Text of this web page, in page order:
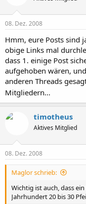
08. Dez. 2008
Hmm, eure Posts sind
obige Links mal
dass 1. einige Post
aufgehoben wären,
anderen Threads
Mitgliedern...
timotheus
Aktives Mitglied
08. Dez. 2008
Maglor schrieb:
Wichtig ist auch, dass
Jahrhundert 20 bis 30